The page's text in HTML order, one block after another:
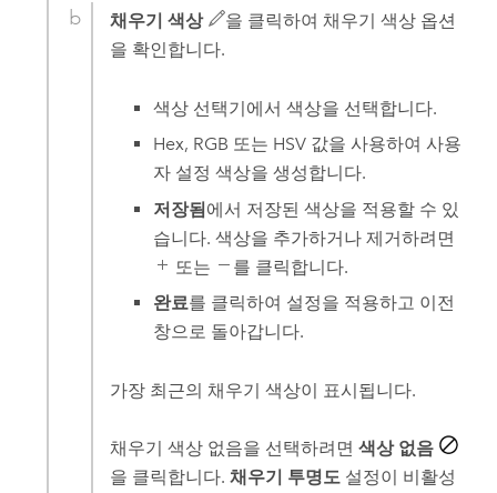
채우기 색상
을 클릭하여 채우기 색상 옵션
을 확인합니다.
색상 선택기에서 색상을 선택합니다.
Hex, RGB 또는 HSV 값을 사용하여 사용
자 설정 색상을 생성합니다.
저장됨에서 저장된 색상을 적용할 수 있
습니다. 색상을 추가하거나 제거하려면
또는
를 클릭합니다.
완료를 클릭하여 설정을 적용하고 이전
창으로 돌아갑니다.
가장 최근의 채우기 색상이 표시됩니다.
채우기 색상 없음을 선택하려면색상 없음
을 클릭합니다.채우기 투명도 설정이 비활성